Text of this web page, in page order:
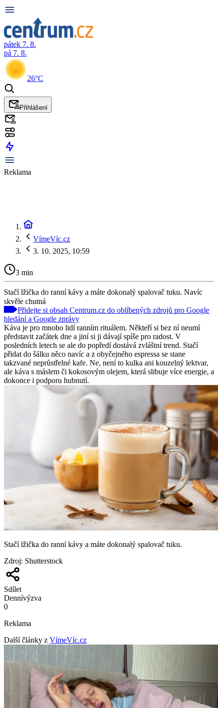
pátek 7. 8.
pá 7. 8.
26°C
Přihlášení
Reklama
VímeVíc.cz
3. 10. 2025, 10:59
3 min
Stačí lžička do ranní kávy a máte dokonalý spalovač tuku. Navíc
skvěle chutná
Přidejte si obsah Centrum.cz do oblíbených zdrojů pro Google
hledání a Google zprávy
Káva je pro mnoho lidí ranním rituálem. Někteří si bez ní neumí
představit začátek dne a jiní si ji dávají spíše pro radost. V
posledních letech se ale do popředí dostává zvláštní trend. Stačí
přidat do šálku něco navíc a z obyčejného espressa se stane
takzvané neprůstřelné kafe. Ne, není to kulka ani kouzelný lektvar,
ale káva s máslem či kokosovým olejem, která slibuje více energie, a
dokonce i podporu hubnutí.
Stačí lžička do ranní kávy a máte dokonalý spalovač tuku.
Zdroj: Shutterstock
Sdílet
Dennívýzva
0
Reklama
Další články z VímeVíc.cz